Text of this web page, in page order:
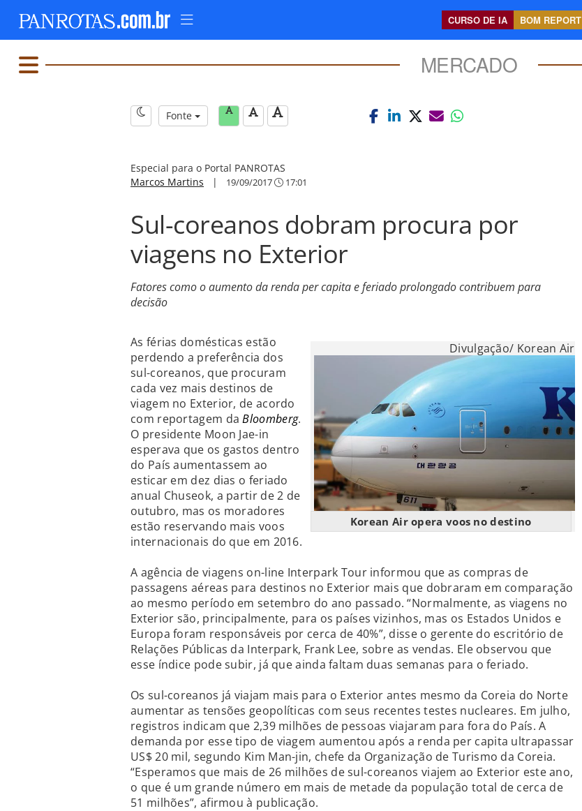
CURSO DE IA BOM REPORT
MERCADO
Fonte
Especial para o Portal PANROTAS
Marcos Martins | 19/09/2017 17:01
Sul-coreanos dobram procura por
viagens no Exterior
Fatores como o aumento da renda per capita e feriado prolongado contribuem para
decisão
Divulgação/ Korean Air
Korean Air opera voos no destino
As férias domésticas estão
perdendo a preferência dos
sul-coreanos, que procuram
cada vez mais destinos de
viagem no Exterior, de acordo
com reportagem daBloomberg.
O presidente Moon Jae-in
esperava que os gastos dentro
do País aumentassem ao
esticar em dez dias o feriado
anual Chuseok, a partir de 2 de
outubro, mas os moradores
estão reservando mais voos
internacionais do que em 2016.
A agência de viagens on-line Interpark Tour informou que as compras de
passagens aéreas para destinos no Exterior mais que dobraram em comparação
ao mesmo período em setembro do ano passado. “Normalmente, as viagens no
Exterior são, principalmente, para os países vizinhos, mas os Estados Unidos e
Europa foram responsáveis por cerca de 40%”, disse o gerente do escritório de
Relações Públicas da Interpark, Frank Lee, sobre as vendas. Ele observou que
esse índice pode subir, já que ainda faltam duas semanas para o feriado.
Os sul-coreanos já viajam mais para o Exterior antes mesmo da Coreia do Norte
aumentar as tensões geopolíticas com seus recentes testes nucleares. Em julho,
registros indicam que 2,39 milhões de pessoas viajaram para fora do País. A
demanda por esse tipo de viagem aumentou após a renda per capita ultrapassar
US$ 20 mil, segundo Kim Man-jin, chefe da Organização de Turismo da Coreia.
“Esperamos que mais de 26 milhões de sul-coreanos viajem ao Exterior este ano,
o que é um grande número em mais de metade da população total de cerca de
51 milhões”, afirmou à publicação.